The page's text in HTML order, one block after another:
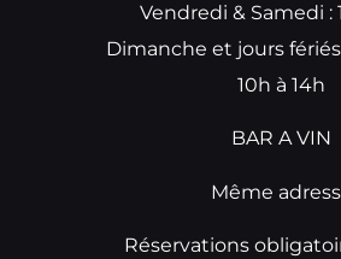
Vendredi & Samedi :
Dimanche et jours
10h à 14h
BAR A VIN
Même
Réservations